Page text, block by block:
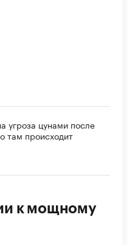
угроза цунами после
там происходит
к мощному